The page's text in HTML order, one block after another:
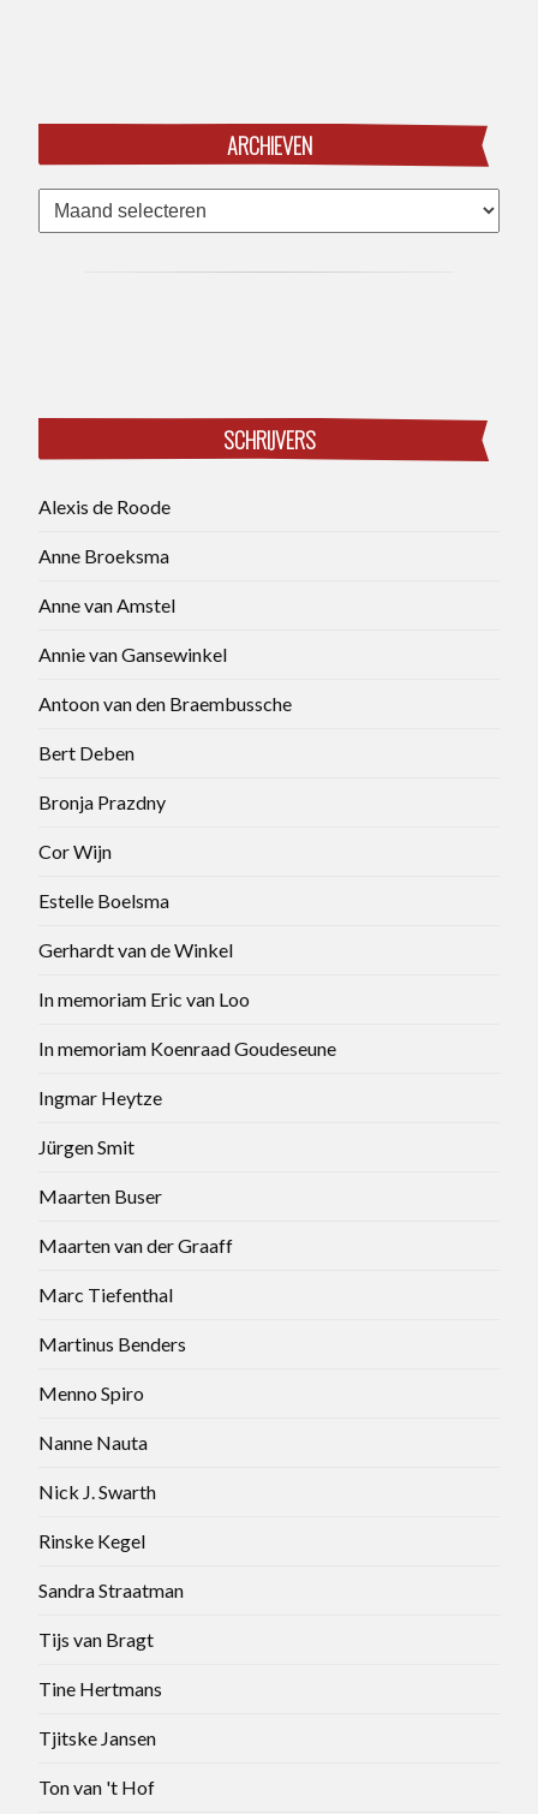
ARCHIEVEN
Archieven
SCHRIJVERS
Alexis de Roode
Anne Broeksma
Anne van Amstel
Annie van Gansewinkel
Antoon van den Braembussche
Bert Deben
Bronja Prazdny
Cor Wijn
Estelle Boelsma
Gerhardt van de Winkel
In memoriam Eric van Loo
In memoriam Koenraad Goudeseune
Ingmar Heytze
Jürgen Smit
Maarten Buser
Maarten van der Graaff
Marc Tiefenthal
Martinus Benders
Menno Spiro
Nanne Nauta
Nick J. Swarth
Rinske Kegel
Sandra Straatman
Tijs van Bragt
Tine Hertmans
Tjitske Jansen
Ton van 't Hof